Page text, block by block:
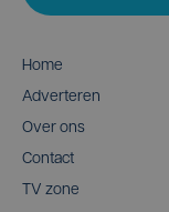
Home
Adverteren
Over ons
Contact
TV zone